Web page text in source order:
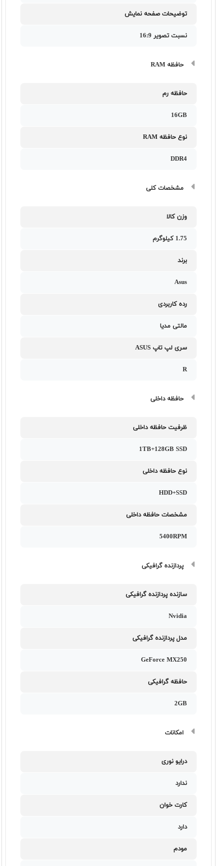
توضیحات صفحه نمایش
نسبت تصویر 16:9
حافظه RAM
حافظه رم
16GB
نوع حافظه RAM
DDR4
مشخصات کلی
وزن کالا
1.75 کیلوگرم
برند
Asus
رده کاربردی
مالتی مدیا
سری لپ تاپ ASUS
R
حافظه داخلی
ظرفیت حافظه داخلی
1TB+128GB SSD
نوع حافظه داخلی
HDD+SSD
مشخصات حافظه داخلی
5400RPM
پردازنده گرافیکی
سازنده پردازنده گرافیکی
Nvidia
مدل پردازنده گرافیکی
GeForce MX250
حافظه گرافیکی
2GB
امکانات
درایو نوری
ندارد
کارت خوان
دارد
مودم